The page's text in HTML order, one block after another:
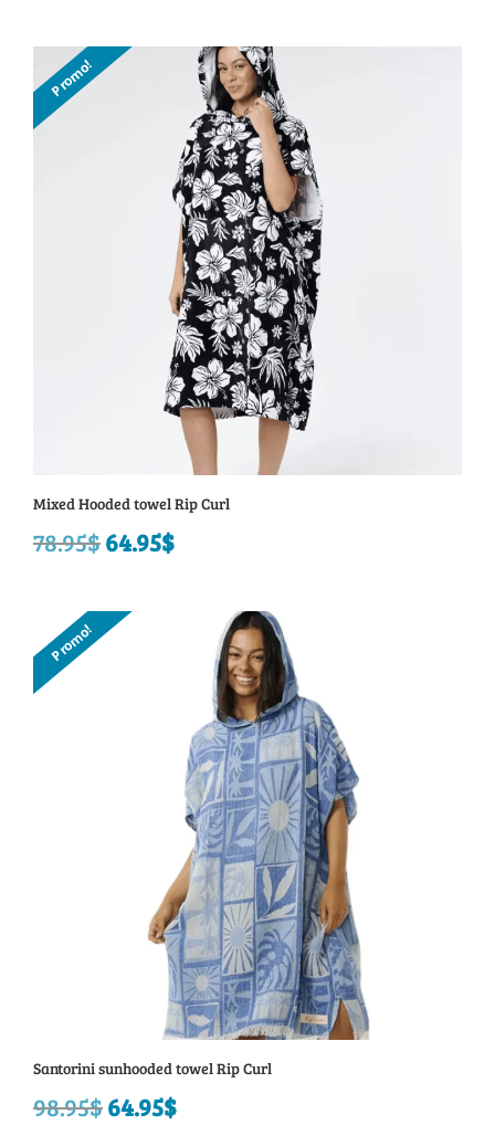
prix :
19.95$
à
59.95$
Promo!
Mixed Hooded towel Rip Curl
78.95$Le
initial
64.95$
actuel
est :
64.95$.
Promo!
Santorini sunhooded towel Rip Curl
98.95$Le
64.95$